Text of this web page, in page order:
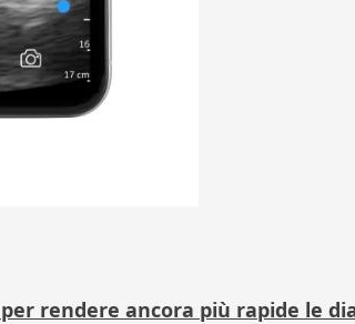
rendere ancora più rapide le